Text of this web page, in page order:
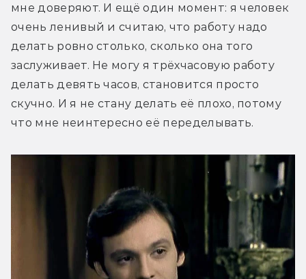
мне доверяют. И ещё один момент: я человек
очень ленивый и считаю, что работу надо
делать ровно столько, сколько она того
заслуживает. Не могу я трёхчасовую работу
делать девять часов, становится просто
скучно. И я не стану делать её плохо, потому
что мне неинтересно её переделывать.